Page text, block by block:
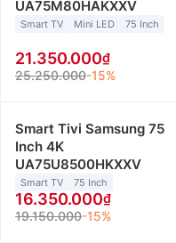
UA75M80HAKXXV
Smart TV Mini LED 75 Inch
21.350.000
25.250.000-15%
Smart Tivi Samsung 75
Inch 4K
UA75U8500HKXXV
Smart TV 75 Inch
16.350.000
19.150.000-15%